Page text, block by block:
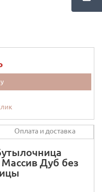
Оплата и доставка
Массив Дуб без